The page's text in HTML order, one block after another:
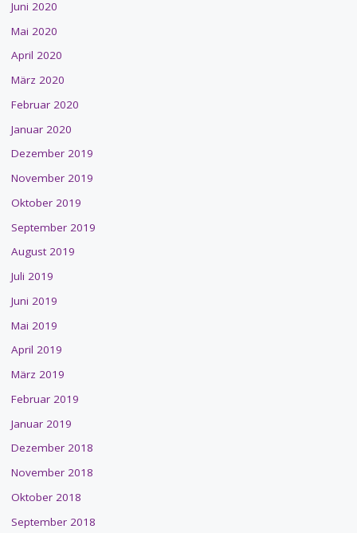
Juni 2020
Mai 2020
April 2020
März 2020
Februar 2020
Januar 2020
Dezember 2019
November 2019
Oktober 2019
September 2019
August 2019
Juli 2019
Juni 2019
Mai 2019
April 2019
März 2019
Februar 2019
Januar 2019
Dezember 2018
November 2018
Oktober 2018
September 2018